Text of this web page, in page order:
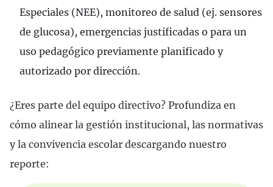
Especiales (NEE), monitoreo de salud (ej. sensores
de glucosa), emergencias justificadas o para un
uso pedagógico previamente planificado y
autorizado por dirección.
¿Eres parte del equipo directivo? Profundiza en
cómo alinear la gestión institucional, las normativas
y la convivencia escolar descargando nuestro
reporte: